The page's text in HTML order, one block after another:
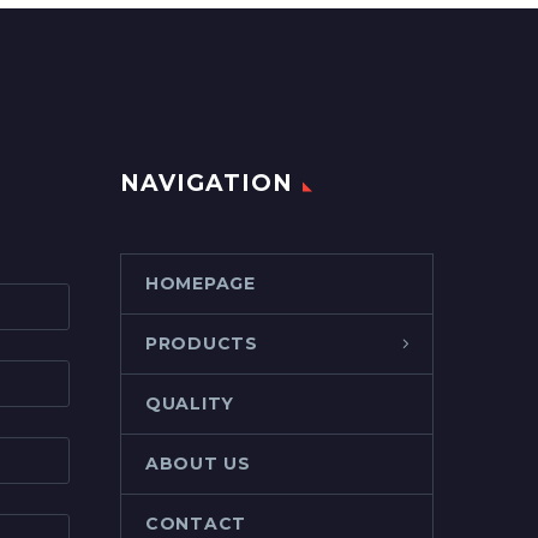
NAVIGATION
HOMEPAGE
PRODUCTS
QUALITY
ABOUT US
CONTACT